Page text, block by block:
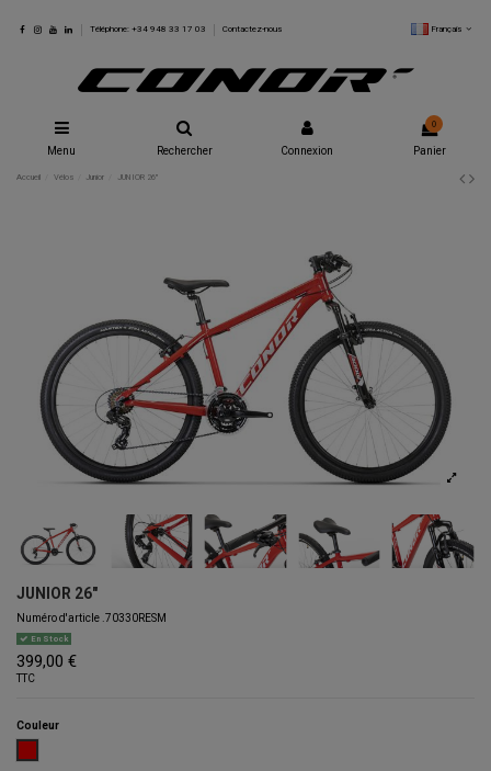
Téléphone: +34 948 33 17 03 Contactez-nous Français
Menu Rechercher Connexion
0
Panier
Accueil Vélos Junior JUNIOR 26"
JUNIOR 26"
Numéro d'article .70330RESM
En Stock
399,00 €
TTC
Couleur